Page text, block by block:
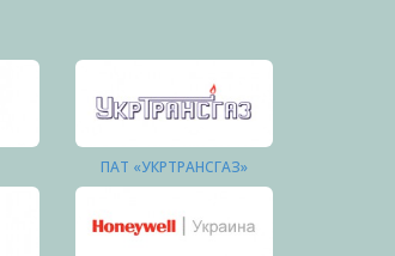
ПАТ «УКРТРАНСГАЗ»